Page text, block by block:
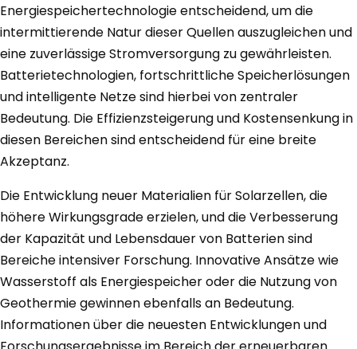
Energiespeichertechnologie entscheidend, um die
intermittierende Natur dieser Quellen auszugleichen und
eine zuverlässige Stromversorgung zu gewährleisten.
Batterietechnologien, fortschrittliche Speicherlösungen
und intelligente Netze sind hierbei von zentraler
Bedeutung. Die Effizienzsteigerung und Kostensenkung in
diesen Bereichen sind entscheidend für eine breite
Akzeptanz.
Die Entwicklung neuer Materialien für Solarzellen, die
höhere Wirkungsgrade erzielen, und die Verbesserung
der Kapazität und Lebensdauer von Batterien sind
Bereiche intensiver Forschung. Innovative Ansätze wie
Wasserstoff als Energiespeicher oder die Nutzung von
Geothermie gewinnen ebenfalls an Bedeutung.
Informationen über die neuesten Entwicklungen und